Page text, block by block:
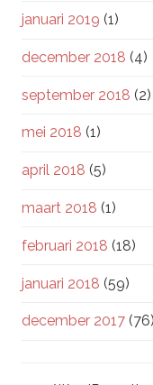
januari 2019 (1)
december 2018 (4)
september 2018 (2)
mei 2018 (1)
april 2018 (5)
maart 2018 (1)
februari 2018 (18)
januari 2018 (59)
december 2017 (76)